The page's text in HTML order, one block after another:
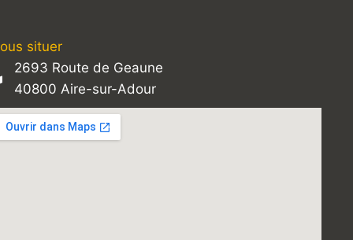
situer
2693 Route de Geaune
40800 Aire-sur-Adour